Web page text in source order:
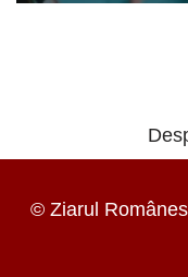
© Ziarul